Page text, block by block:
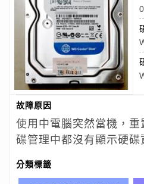
故障原因
使用中電腦突然當機，
碟管理中都沒有顯示硬碟
分類標籤